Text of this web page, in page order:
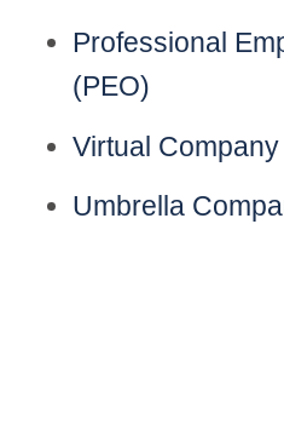
Professional
(PEO)
Virtual Company
Umbrella